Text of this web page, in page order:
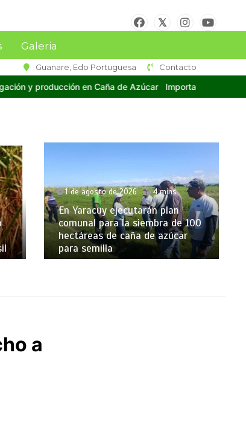
Galeria
Guanare, Edo Portuguesa Contacto
Importante delegación de técnicos y cañicultores de
1 de agosto de 2026 4 mins
En Yaracuy ejecutarán plan
comunal para la siembra de 100
hectáreas de caña de azúcar
para semilla
a